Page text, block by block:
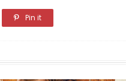
Pin it